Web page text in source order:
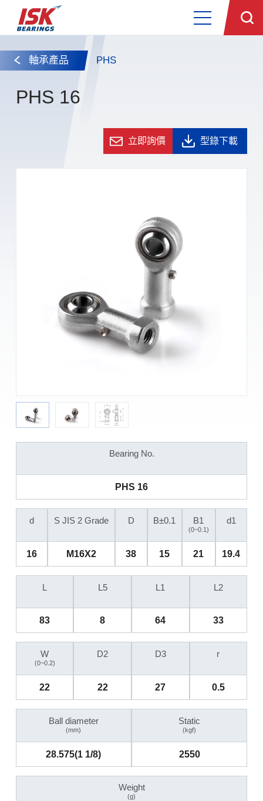
軸承產品 PHS
PHS 16
立即詢價 型錄下載
Bearing No.
PHS 16
d
16
S JIS 2 Grade
M16X2
D
38
B±0.1
15
B1
(0~0.1)
21
d1
19.4
L
83
L5
8
L1
64
L2
33
W
(0~0.2)
22
D2
22
D3
27
r
0.5
Ball diameter
(mm)
28.575(1 1/8)
Static
(kgf)
2550
Weight
(g)